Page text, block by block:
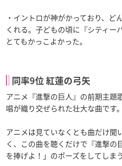
・イントロが神がかっており、ど
くれる。子どもの頃に『シティー
とてもかっこよかった。
同率9位 紅蓮の弓矢
アニメ『進撃の巨人』の前期主題
唱が織り交ぜられた壮大な曲です。
アニメは見ていなくとも曲だけ聞
く、この曲を聴くだけで『進撃の
を捧げよ！」のポーズをしてしま